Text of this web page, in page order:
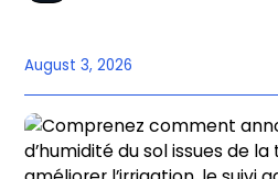
August 3, 2026